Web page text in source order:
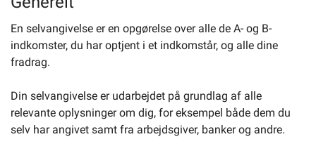
Selvbetjening
Tidsbestilling
En selvangivelse er en opgørelse over alle de A- og B-
indkomster, du har optjent i et indkomstår, og alle dine
fradrag.
Din selvangivelse er udarbejdet på grundlag af alle
relevante oplysninger om dig, for eksempel både dem du
selv har angivet samt fra arbejdsgiver, banker og andre.